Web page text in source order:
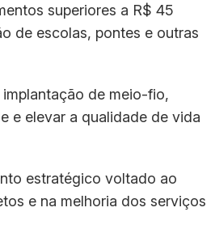
superiores a R$ 45
de escolas, pontes e outras
de meio-fio,
e elevar a qualidade de vida
estratégico voltado ao
e na melhoria dos serviços